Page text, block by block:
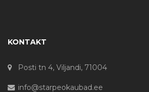
KONTAKT
Posti tn 4, Viljandi, 71004
info@starpeokaubad.ee